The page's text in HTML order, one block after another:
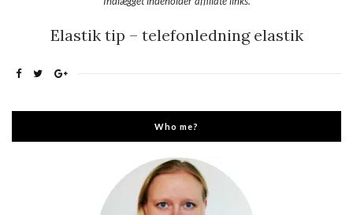
Elastik tip – telefonledning elastik
Who me?